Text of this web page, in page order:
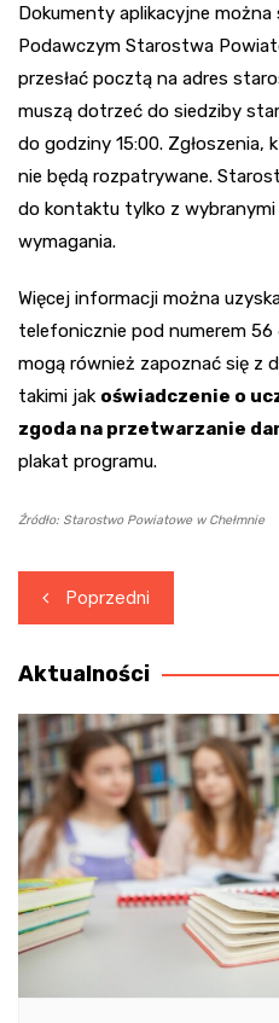
Dokumenty aplikacyjne można
Podawczym Starostwa
przesłać pocztą na adres
muszą dotrzeć do siedziby
do godziny 15:00. Zgłoszenia,
nie będą rozpatrywane.
do kontaktu tylko z wybranymi
wymagania.
Więcej informacji można
telefonicznie pod numerem
mogą również zapoznać się z
takimi jak oświadczenie o
zgoda na przetwarzanie
plakat programu.
Źródło: Starostwo Powiatowe w Chełmnie
Nawigacja
wpisu
Poprzedni
Aktualności